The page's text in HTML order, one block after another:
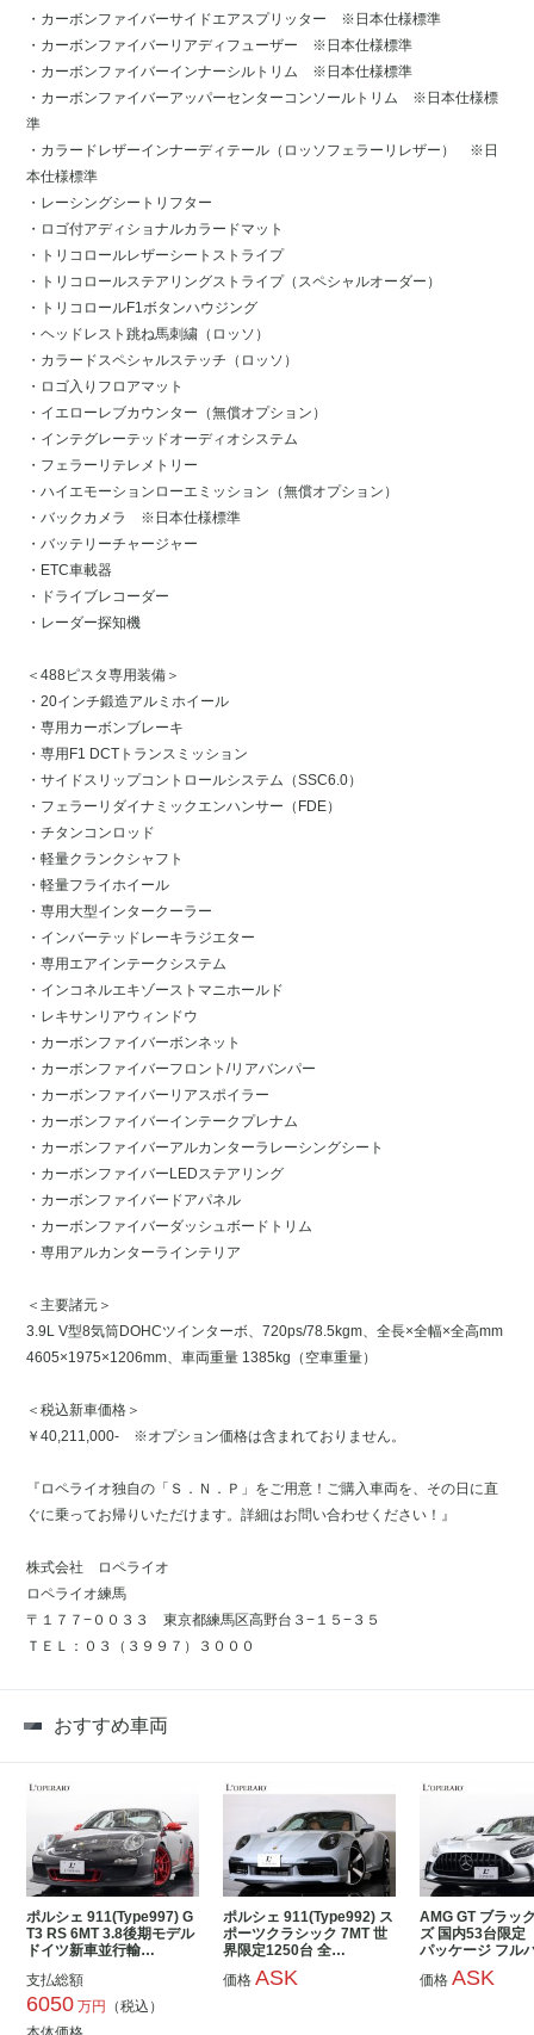
・カーボンファイバーサイドエアスプリッター ※日本仕様標準
・カーボンファイバーリアディフューザー ※日本仕様標準
・カーボンファイバーインナーシルトリム ※日本仕様標準
・カーボンファイバーアッパーセンターコンソールトリム ※日本仕様標
準
・カラードレザーインナーディテール（ロッソフェラーリレザー） ※日
本仕様標準
・レーシングシートリフター
・ロゴ付アディショナルカラードマット
・トリコロールレザーシートストライプ
・トリコロールステアリングストライプ（スペシャルオーダー）
・トリコロールF1ボタンハウジング
・ヘッドレスト跳ね馬刺繍（ロッソ）
・カラードスペシャルステッチ（ロッソ）
・ロゴ入りフロアマット
・イエローレブカウンター（無償オプション）
・インテグレーテッドオーディオシステム
・フェラーリテレメトリー
・ハイエモーションローエミッション（無償オプション）
・バックカメラ ※日本仕様標準
・バッテリーチャージャー
・ETC車載器
・ドライブレコーダー
・レーダー探知機
＜488ピスタ専用装備＞
・20インチ鍛造アルミホイール
・専用カーボンブレーキ
・専用F1 DCTトランスミッション
・サイドスリップコントロールシステム（SSC6.0）
・フェラーリダイナミックエンハンサー（FDE）
・チタンコンロッド
・軽量クランクシャフト
・軽量フライホイール
・専用大型インタークーラー
・インバーテッドレーキラジエター
・専用エアインテークシステム
・インコネルエキゾーストマニホールド
・レキサンリアウィンドウ
・カーボンファイバーボンネット
・カーボンファイバーフロント/リアバンパー
・カーボンファイバーリアスポイラー
・カーボンファイバーインテークプレナム
・カーボンファイバーアルカンターラレーシングシート
・カーボンファイバーLEDステアリング
・カーボンファイバードアパネル
・カーボンファイバーダッシュボードトリム
・専用アルカンターラインテリア
＜主要諸元＞
3.9L V型8気筒DOHCツインターボ、720ps/78.5kgm、全長×全幅×全高mm
4605×1975×1206mm、車両重量 1385kg（空車重量）
＜税込新車価格＞
￥40,211,000- ※オプション価格は含まれておりません。
『ロペライオ独自の「Ｓ．Ｎ．Ｐ」をご用意！ご購入車両を、その日に直
ぐに乗ってお帰りいただけます。詳細はお問い合わせください！』
株式会社 ロペライオ
ロペライオ練馬
〒１７７−００３３ 東京都練馬区高野台３−１５−３５
ＴＥＬ：０３（３９９７）３０００
おすすめ車両
ポルシェ 911(Type997) G
T3 RS 6MT 3.8後期モデル
ドイツ新車並行輸…
支払総額
6050 万円
（税込）
ポルシェ 911(Type992) ス
ポーツクラシック 7MT 世
界限定1250台 全…
価格 ASK
AMG GT ブラッ
ズ 国内53台限定
パッケージ フル
価格 ASK